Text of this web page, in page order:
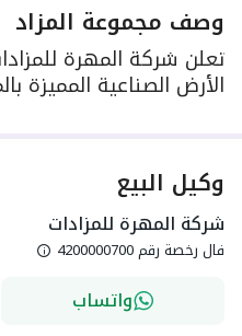
وصف مجموعة المزاد
تعلن شركة المهرة
الأرض الصناعية المميزة
وكيل البيع
شركة المهرة للمزادات
فال رخصة رقم4200000700
واتساب